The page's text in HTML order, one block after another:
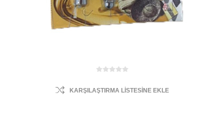
KARŞILAŞTIRMA LISTESINE EKLE